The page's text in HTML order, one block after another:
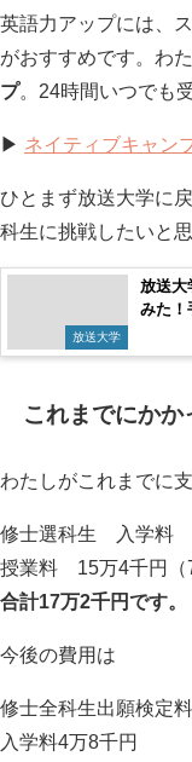
英語力アップには、
がおすすめです。わ
プ。24時間いつでも
▶ ネイティブキャン
ひとまず放送大学に
科生に挑戦したいと
放送大学
放送大
みた！
これまでにかか
わたしがこれまでに
修士選科生 入学料
授業料 15万4千円（
合計17万2千円です。
今後の費用は
修士全科生出願検定
入学料4万8千円